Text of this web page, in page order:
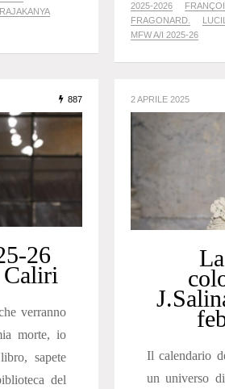
2025-2026
FRAGONARD.
MFW A/I 2025-26
887
26
Caliri
verranno
morte, io
sapete
del
2 APRILE 2025
Il calendario
un universo